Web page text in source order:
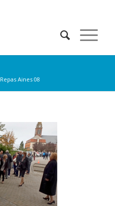
Repas Aines 08